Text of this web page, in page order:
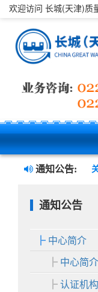
欢迎访问 长城(天津)质
通知公告:
审员培训班”的通知
通知公告
中心简介
中心简介
认证机